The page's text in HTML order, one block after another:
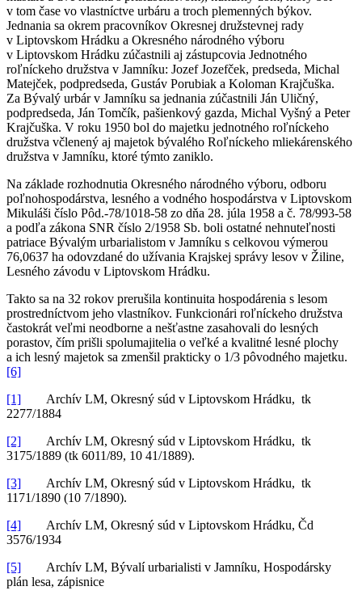
v tom čase vo vlastníctve urbáru a troch plemenných býkov.
Jednania sa okrem pracovníkov Okresnej družstevnej rady
v Liptovskom Hrádku a Okresného národného výboru
v Liptovskom Hrádku zúčastnili aj zástupcovia Jednotného
roľníckeho družstva v Jamníku: Jozef Jozefček, predseda, Michal
Matejček, podpredseda, Gustáv Porubiak a Koloman Krajčuška.
Za Bývalý urbár v Jamníku sa jednania zúčastnili Ján Uličný,
podpredseda, Ján Tomčík, pašienkový gazda, Michal Vyšný a Peter
Krajčuška. V roku 1950 bol do majetku jednotného roľníckeho
družstva včlenený aj majetok bývalého Roľníckeho mliekárenského
družstva v Jamníku, ktoré týmto zaniklo.
Na základe rozhodnutia Okresného národného výboru, odboru
poľnohospodárstva, lesného a vodného hospodárstva v Liptovskom
Mikuláši číslo Pôd.-78/1018-58 zo dňa 28. júla 1958 a č. 78/993-58
a podľa zákona SNR číslo 2/1958 Sb. boli ostatné nehnuteľnosti
patriace Bývalým urbarialistom v Jamníku s celkovou výmerou
76,0637 ha odovzdané do užívania Krajskej správy lesov v Žiline,
Lesného závodu v Liptovskom Hrádku.
Takto sa na 32 rokov prerušila kontinuita hospodárenia s lesom
prostredníctvom jeho vlastníkov. Funkcionári roľníckeho družstva
častokrát veľmi neodborne a nešťastne zasahovali do lesných
porastov, čím prišli spolumajitelia o veľké a kvalitné lesné plochy
a ich lesný majetok sa zmenšil prakticky o 1/3 pôvodného majetku.
[6]
[1] Archív LM, Okresný súd v Liptovskom Hrádku, tk
2277/1884
[2] Archív LM, Okresný súd v Liptovskom Hrádku, tk
3175/1889 (tk 6011/89, 10 41/1889).
[3] Archív LM, Okresný súd v Liptovskom Hrádku, tk
1171/1890 (10 7/1890).
[4] Archív LM, Okresný súd v Liptovskom Hrádku, Čd
3576/1934
[5] Archív LM, Bývalí urbarialisti v Jamníku, Hospodársky
plán lesa, zápisnice